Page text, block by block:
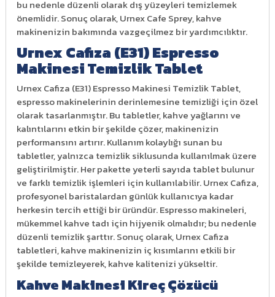
bu nedenle düzenli olarak dış yüzeyleri temizlemek
önemlidir. Sonuç olarak, Urnex Cafe Sprey, kahve
makinenizin bakımında vazgeçilmez bir yardımcılıktır.
Urnex Cafiza (E31) Espresso
Makinesi Temizlik Tablet
Urnex Cafiza (E31) Espresso Makinesi Temizlik Tablet,
espresso makinelerinin derinlemesine temizliği için özel
olarak tasarlanmıştır. Bu tabletler, kahve yağlarını ve
kalıntılarını etkin bir şekilde çözer, makinenizin
performansını artırır. Kullanım kolaylığı sunan bu
tabletler, yalnızca temizlik siklusunda kullanılmak üzere
geliştirilmiştir. Her pakette yeterli sayıda tablet bulunur
ve farklı temizlik işlemleri için kullanılabilir. Urnex Cafiza,
profesyonel baristalardan günlük kullanıcıya kadar
herkesin tercih ettiği bir üründür. Espresso makineleri,
mükemmel kahve tadı için hijyenik olmalıdır; bu nedenle
düzenli temizlik şarttır. Sonuç olarak, Urnex Cafiza
tabletleri, kahve makinenizin iç kısımlarını etkili bir
şekilde temizleyerek, kahve kalitenizi yükseltir.
Kahve Makinesi Kireç Çözücü